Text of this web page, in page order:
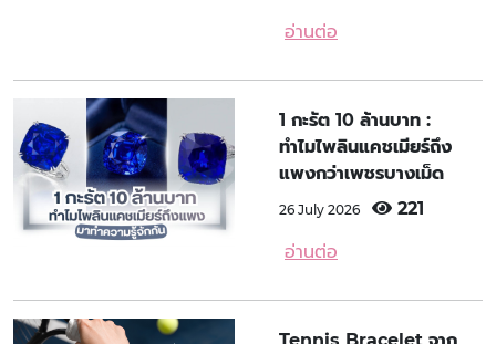
อ่านต่อ
1 กะรัต 10 ล้านบาท :
ทำไมไพลินแคชเมียร์ถึง
แพงกว่าเพชรบางเม็ด
26 July 2026 221
อ่านต่อ